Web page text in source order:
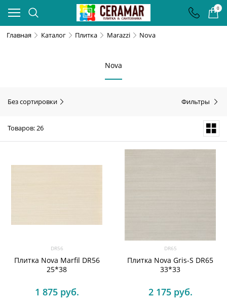
0
Главная Каталог Плитка Marazzi Nova
Nova
Без сортировки Фильтры
Товаров: 26
DR56
Плитка Nova Marfil DR56
25*38
1 875 руб.
DR65
Плитка Nova Gris-S DR65
33*33
2 175 руб.